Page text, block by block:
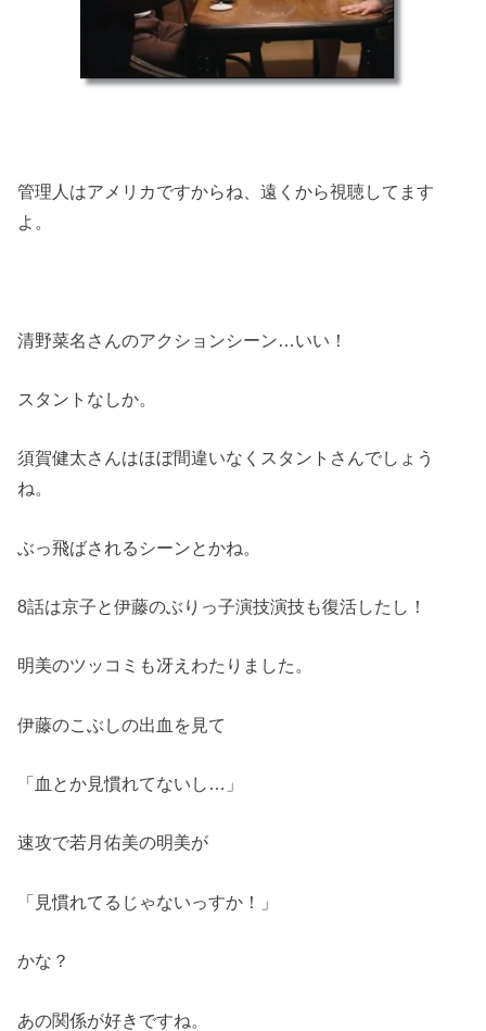
管理人はアメリカですからね、遠くから視聴してます
よ。
清野菜名さんのアクションシーン…いい！
スタントなしか。
須賀健太さんはほぼ間違いなくスタントさんでしょう
ね。
ぶっ飛ばされるシーンとかね。
8話は京子と伊藤のぶりっ子演技演技も復活したし！
明美のツッコミも冴えわたりました。
伊藤のこぶしの出血を見て
「血とか見慣れてないし…」
速攻で若月佑美の明美が
「見慣れてるじゃないっすか！」
かな？
あの関係が好きですね。